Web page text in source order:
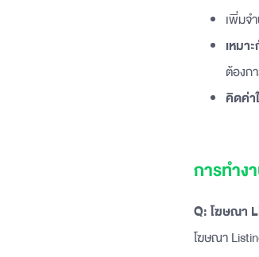
เพิ่มจ
เหมา
ต้องก
คิดค่า
การทำง
Q: โฆษณา
โฆษณา